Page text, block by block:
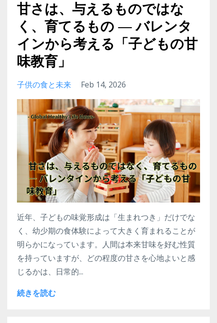
甘さは、与えるものではな
く、育てるもの ― バレンタ
インから考える「子どもの甘
味教育」
子供の食と未来 Feb 14, 2026
近年、子どもの味覚形成は「生まれつき」だけでな
く、幼少期の食体験によって大きく育まれることが
明らかになっています。人間は本来甘味を好む性質
を持っていますが、どの程度の甘さを心地よいと感
じるかは、日常的...
続きを読む